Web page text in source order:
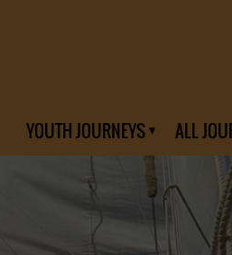
YOUTH JOURNEYS ALL